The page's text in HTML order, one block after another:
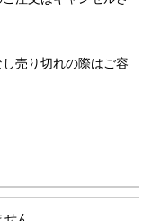
売り切れの際はご容